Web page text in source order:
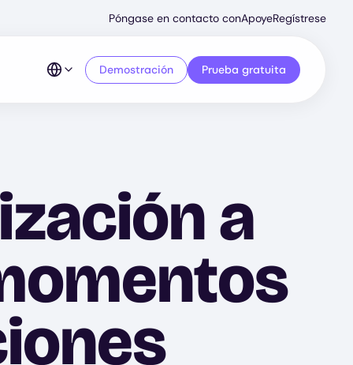
Secondary
Menu
Póngase en contacto conApoyeRegístrese
Demostración Prueba gratuita
a